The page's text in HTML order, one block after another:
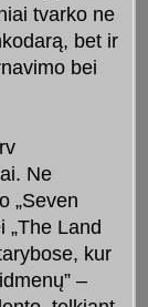
tvarko ne
bet ir
bei
Ne
„Seven
„The Land
kur
–